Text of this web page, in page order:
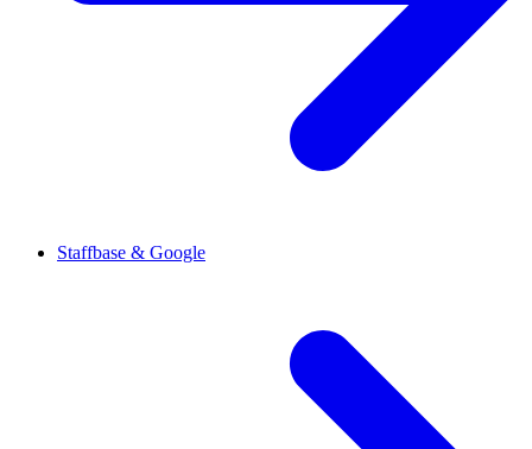
Staffbase & Google